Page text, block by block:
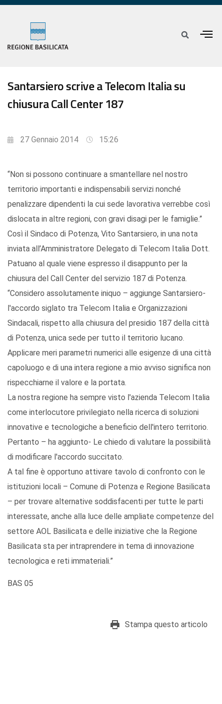
Santarsiero scrive a Telecom Italia su
chiusura Call Center 187
27 Gennaio 2014 15:26
“Non si possono continuare a smantellare nel nostro
territorio importanti e indispensabili servizi nonché
penalizzare dipendenti la cui sede lavorativa verrebbe così
dislocata in altre regioni, con gravi disagi per le famiglie.”
Così il Sindaco di Potenza, Vito Santarsiero, in una nota
inviata all’Amministratore Delegato di Telecom Italia Dott.
Patuano al quale viene espresso il disappunto per la
chiusura del Call Center del servizio 187 di Potenza.
“Considero assolutamente iniquo – aggiunge Santarsiero-
l'accordo siglato tra Telecom Italia e Organizzazioni
Sindacali, rispetto alla chiusura del presidio 187 della città
di Potenza, unica sede per tutto il territorio lucano.
Applicare meri parametri numerici alle esigenze di una città
capoluogo e di una intera regione a mio avviso significa non
rispecchiarne il valore e la portata.
La nostra regione ha sempre visto l'azienda Telecom Italia
come interlocutore privilegiato nella ricerca di soluzioni
innovative e tecnologiche a beneficio dell'intero territorio.
Pertanto – ha aggiunto- Le chiedo di valutare la possibilità
di modificare l'accordo succitato.
A tal fine è opportuno attivare tavolo di confronto con le
istituzioni locali – Comune di Potenza e Regione Basilicata
– per trovare alternative soddisfacenti per tutte le parti
interessate, anche alla luce delle ampliate competenze del
settore AOL Basilicata e delle iniziative che la Regione
Basilicata sta per intraprendere in tema di innovazione
tecnologica e reti immateriali.”
BAS 05
Stampa questo articolo